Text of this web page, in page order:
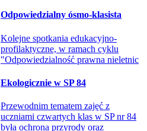
Odpowiedzialny ósmo-klasista
Kolejne spotkania edukacyjno-
profilaktyczne, w ramach cyklu
"Odpowiedzialność prawna nieletnic
Ekologicznie w SP 84
Przewodnim tematem zajęć z
uczniami czwartych klas w SP nr 84
była ochrona przyrody oraz